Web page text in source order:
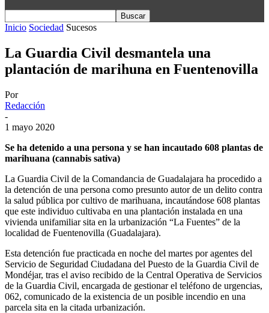
Inicio Sociedad Sucesos
La Guardia Civil desmantela una
plantación de marihuna en Fuentenovilla
Por
Redacción
-
1 mayo 2020
Se ha detenido a una persona y se han incautado 608 plantas de
marihuana (cannabis sativa)
La Guardia Civil de la Comandancia de Guadalajara ha procedido a
la detención de una persona como presunto autor de un delito contra
la salud pública por cultivo de marihuana, incautándose 608 plantas
que este individuo cultivaba en una plantación instalada en una
vivienda unifamiliar sita en la urbanización “La Fuentes” de la
localidad de Fuentenovilla (Guadalajara).
Esta detención fue practicada en noche del martes por agentes del
Servicio de Seguridad Ciudadana del Puesto de la Guardia Civil de
Mondéjar, tras el aviso recibido de la Central Operativa de Servicios
de la Guardia Civil, encargada de gestionar el teléfono de urgencias,
062, comunicado de la existencia de un posible incendio en una
parcela sita en la citada urbanización.